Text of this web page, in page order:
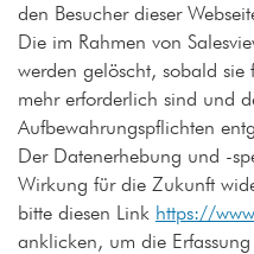
den Besucher dieser
Die im Rahmen von
werden gelöscht, sobald
mehr erforderlich sind und
Aufbewahrungspflichten
Der Datenerhebung und -
Wirkung für die Zukunft
bitte diesen Link https://
anklicken, um die